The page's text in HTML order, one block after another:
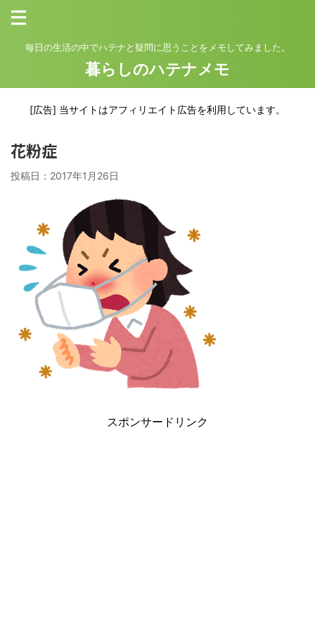
毎日の生活の中でハテナと疑問に思うことをメモしてみました。
暮らしのハテナメモ
[広告] 当サイトはアフィリエイト広告を利用しています。
花粉症
投稿日： 2017年1月26日
スポンサードリンク